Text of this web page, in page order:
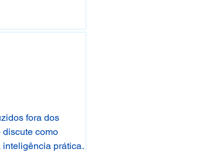
fora dos
discute como
prática, a